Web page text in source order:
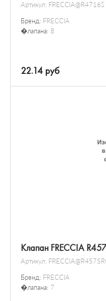
Артикул: FRECCIA@R4716S
Бренд: FRECCIA
�лапана: 8
22.14 руб
Клапан FRECCIA
Артикул:
Бренд: FRECCIA
�лапана: 7